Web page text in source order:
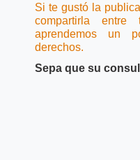
Si te gustó la
compartirla
aprendemos un
derechos.
Sepa que su